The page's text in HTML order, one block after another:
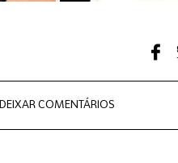
DEIXAR COMENTÁRIOS